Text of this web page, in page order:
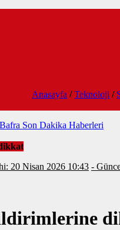
Anasayfa / Teknoloji /
Son Dakika Haberleri
20 Nisan 2026 10:43 -